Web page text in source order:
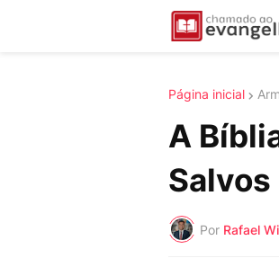
Página inicial
A
Por Rafael